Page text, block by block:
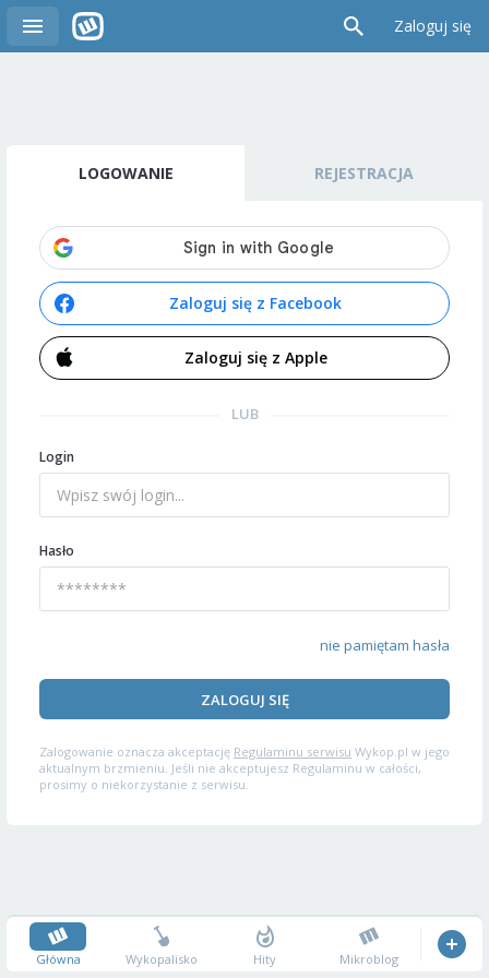
Zaloguj się
LOGOWANIE REJESTRACJA
Zaloguj się z Facebook
Zaloguj się z Apple
LUB
Login
Hasło
nie pamiętam hasła
ZALOGUJ SIĘ
Zalogowanie oznacza akceptację Regulaminu serwisu Wykop.pl w jego
aktualnym brzmieniu. Jeśli nie akceptujesz Regulaminu w całości,
prosimy o niekorzystanie z serwisu.
Główna Wykopalisko Hity Mikroblog